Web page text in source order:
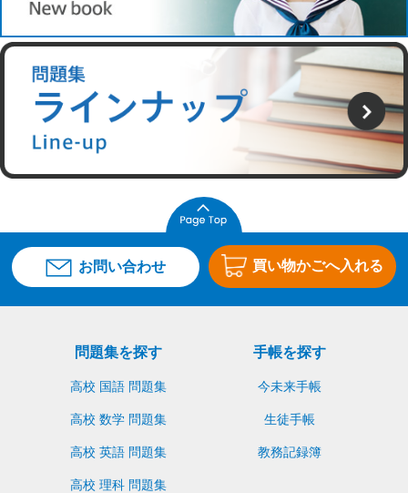
お問い合わせ 買い物かごへ入れる
問題集を探す
高校 国語 問題集
高校 数学 問題集
高校 英語 問題集
高校 理科 問題集
手帳を探す
今未来手帳
生徒手帳
教務記録簿